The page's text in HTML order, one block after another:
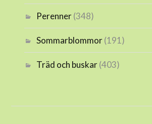
Perenner(348)
Sommarblommor(191)
Träd och buskar(403)